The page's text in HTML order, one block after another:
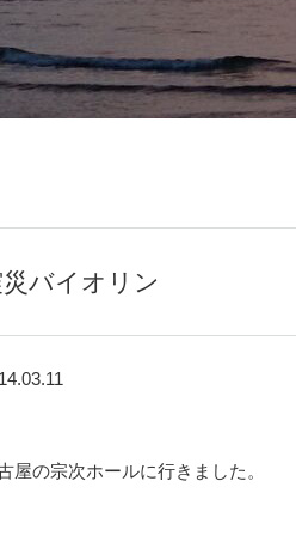
災バイオリン
屋の宗次ホールに行きました。